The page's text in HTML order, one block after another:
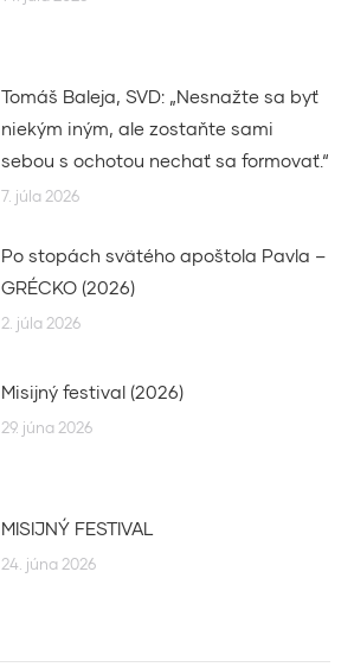
Tomáš Baleja, SVD: „Nesnažte sa byť
niekým iným, ale zostaňte sami
sebou s ochotou nechať sa formovať.“
7. júla 2026
Po stopách svätého apoštola Pavla –
GRÉCKO (2026)
2. júla 2026
Misijný festival (2026)
29. júna 2026
MISIJNÝ FESTIVAL
24. júna 2026